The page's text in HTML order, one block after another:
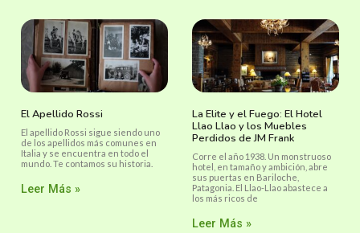
El Apellido Rossi
El apellido Rossi sigue siendo uno
de los apellidos más comunes en
Italia y se encuentra en todo el
mundo. Te contamos su historia.
Leer Más »
La Elite y el Fuego: El Hotel
Llao Llao y los Muebles
Perdidos de JM Frank
Corre el año 1938. Un monstruoso
hotel, en tamaño y ambición, abre
sus puertas en Bariloche,
Patagonia. El Llao-Llao abastece a
los más ricos de
Leer Más »